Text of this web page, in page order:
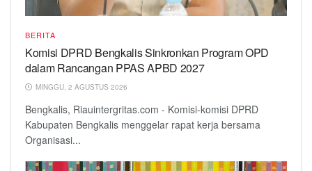
BERITA
Komisi DPRD Bengkalis Sinkronkan Program OPD
dalam Rancangan PPAS APBD 2027
MINGGU, 2 AGUSTUS 2026
Bengkalis, Riauintergritas.com - Komisi-komisi DPRD
Kabupaten Bengkalis menggelar rapat kerja bersama
Organisasi...